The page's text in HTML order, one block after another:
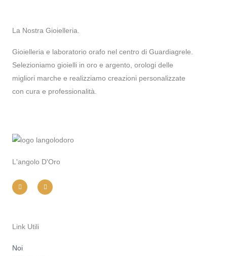
La Nostra Gioielleria.
Gioielleria e laboratorio orafo nel centro di Guardiagrele.
Selezioniamo gioielli in oro e argento, orologi delle
migliori marche e realizziamo creazioni personalizzate
con cura e professionalità.
L'angolo D'Oro
s
t
m
c
e
Link Utili
Noi